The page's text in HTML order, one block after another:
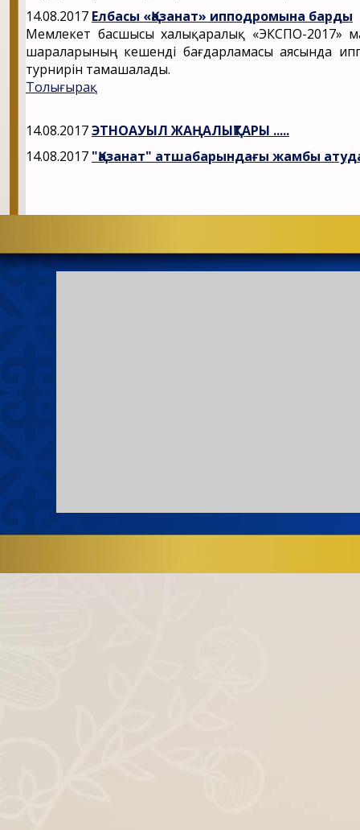
14.08.2017 Елбасы «Қазанат» ипподромына барды
Мемлекет басшысы халықаралық «ЭКСПО-2017»
шараларының кешенді бағдарламасы аясында
турнирін тамашалады.
Толығырақ
14.08.2017ЭТНОАУЫЛ ЖАҢАЛЫҚТАРЫ .....
14.08.2017 "Қазанат" атшабарындағы жамбы